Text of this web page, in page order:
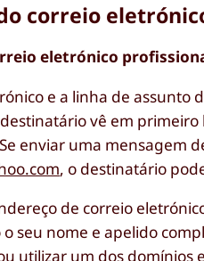
correio
eletrónico
e a linha de
vê em
enviar uma mensagem
, o destinatário
de correio
seu nome e apelido
utilizar um dos domínios